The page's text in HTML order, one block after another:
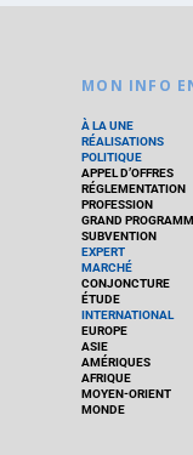
MON INFO
À LA UNE
RÉALISATIONS
POLITIQUE
APPEL D’OFFRES
RÉGLEMENTATION
PROFESSION
GRAND
SUBVENTION
EXPERT
MARCHÉ
CONJONCTURE
ÉTUDE
INTERNATIONAL
EUROPE
ASIE
AMÉRIQUES
AFRIQUE
MOYEN-ORIENT
MONDE